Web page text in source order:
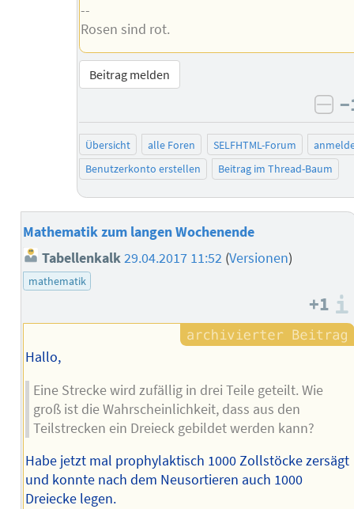
--
Rosen sind rot.
Beitrag melden
Übersicht alle Foren SELFHTML-Forum
Benutzerkonto erstellen
Beitrag im Thread-Baum
Mathematik zum langen Wochenende
Tabellenkalk29.04.2017 11:52 (Versionen)
mathematik
+1
Hallo,
Eine Strecke wird zufällig in drei Teile geteilt. Wie
groß ist die Wahrscheinlichkeit, dass aus den
Teilstrecken ein Dreieck gebildet werden kann?
Habe jetzt mal prophylaktisch 1000 Zollstöcke zersägt
und konnte nach dem Neusortieren auch 1000
Dreiecke legen.